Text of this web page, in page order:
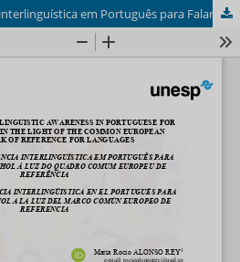
Contraste e consciência interlinguística em Português para Falantes de Espanhol à luz do Quadro Comum Europeu de Referência